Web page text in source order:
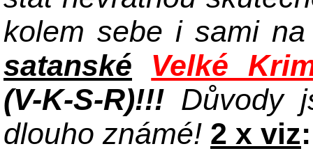
kolem sebe i sami
satanské
Velké
(V-K-S-R)!!! Důvody
dlouho známé! 2 x viz: